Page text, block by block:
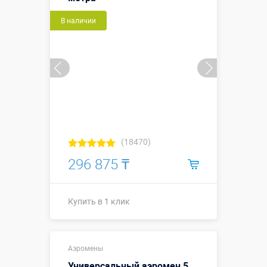
В наличии
(18470)
296 875 ₸
Купить в 1 клик
Больше деталей →
Аэромены